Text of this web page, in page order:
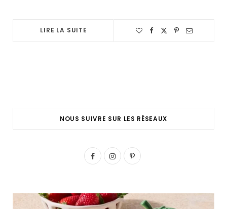
LIRE LA SUITE
NOUS SUIVRE SUR LES RÉSEAUX
F
I
P